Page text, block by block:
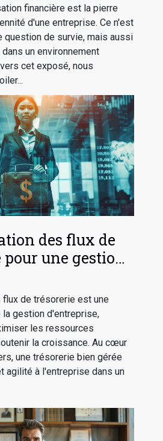
financière est la pierre
d'une entreprise. Ce n'est
question de survie, mais aussi
un environnement
cet exposé, nous
des flux de
une gestion
efficace
de trésorerie est une
la gestion d'entreprise,
les ressources
la croissance. Au cœur
une trésorerie bien gérée
agilité à l'entreprise dans un